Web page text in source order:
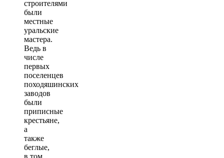
строителями
были
местные
уральские
мастера.
Ведь в
числе
первых
поселенцев
походяшинских
заводов
были
приписные
крестьяне,
а
также
беглые,
в том